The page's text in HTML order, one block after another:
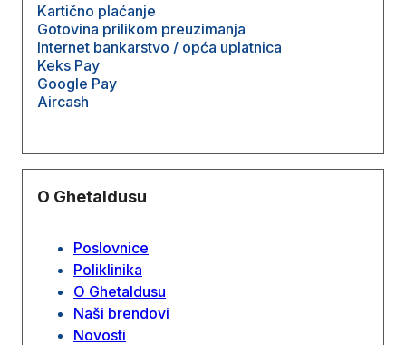
Kartično plaćanje
Gotovina prilikom preuzimanja
Internet bankarstvo / opća uplatnica
Keks Pay
Google Pay
Aircash
O Ghetaldusu
Poslovnice
Poliklinika
O Ghetaldusu
Naši brendovi
Novosti